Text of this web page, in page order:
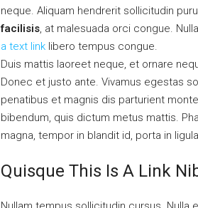
neque. Aliquam hendrerit sollicitudin
facilisis, at malesuada orci congue.
a text link libero tempus congue.
Duis mattis laoreet neque, et ornare
Donec et justo ante. Vivamus egestas
penatibus et magnis dis parturient
bibendum, quis dictum metus mattis.
magna, tempor in blandit id, porta in
Quisque This Is A Link